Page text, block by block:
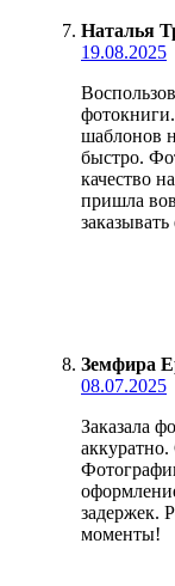
Наталья
19.08.2025
шаблонов
быстро.
качество
пришла
Земфира
08.07.2025
Заказала
задержек.
моменты!